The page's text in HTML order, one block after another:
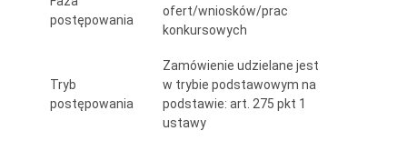
postępowania
ofert/wniosków/prac
konkursowych
Tryb
postępowania
Zamówienie udzielane jest
w trybie podstawowym na
podstawie: art. 275 pkt 1
ustawy